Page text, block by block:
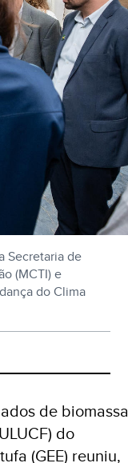
Secretaria de
(MCTI) e
do Clima
de biomassa
do
(GEE) reuniu,